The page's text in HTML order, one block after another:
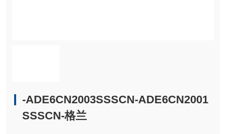
-ADE6CN2003SSSCN-ADE6CN2001
SSSCN-格兰